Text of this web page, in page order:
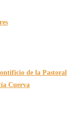
de la Pastoral
Cuerva